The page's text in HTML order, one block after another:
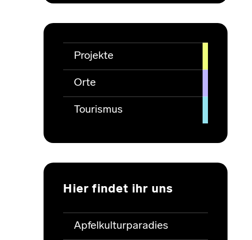
Projekte
Orte
Tourismus
Hier findet ihr uns
Apfelkulturparadies